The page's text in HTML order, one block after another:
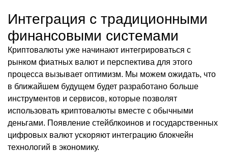
Интеграция с традиционными
финансовыми системами
Криптовалюты уже начинают интегрироваться с
рынком фиатных валют и перспектива для этого
процесса вызывает оптимизм. Мы можем ожидать, что
в ближайшем будущем будет разработано больше
инструментов и сервисов, которые позволят
использовать криптовалюты вместе с обычными
деньгами. Появление стейблкоинов и государственных
цифровых валют ускоряют интеграцию блокчейн
технологий в экономику.